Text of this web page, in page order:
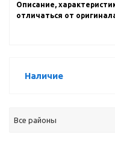
Описание,
отличаться от
Наличие
Все районы